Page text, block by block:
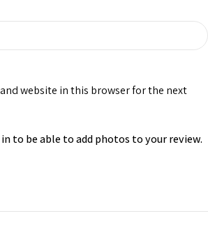
website in this browser for the next
to be able to add photos to your review.